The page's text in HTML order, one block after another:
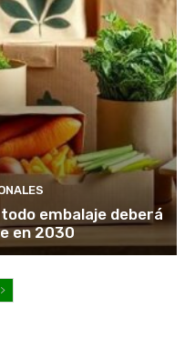
embalaje deberá
en 2030